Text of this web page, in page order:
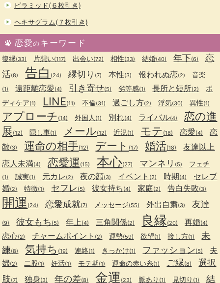
ピラミッド(６枚引き)
ヘキサグラム(７枚引き)
恋愛のキーワード
復縁(33) 片想い(117) 出会い(72) 相性(33) 結婚(40) 年下(6)
恋
活(8) 告白 (24) 縁切り (7) 本性(3) 報われぬ恋(2) 音楽
(1) 遠距離恋愛(4) 引き寄せ(5) 劣等感(1) 長所と短所(2)
ボ
ディケア(1) LINE(11) 不倫(31) 過ごし方(2) 浮気(30) 異性(1)
アプローチ (14) 外国人 (1) 別れ(4) ライバル(4)
恋の進
展(12) 隠し事(1) メール(12) 近況 (1) モテ (18) 恋愛(4)
恋
敵(3) 運命の相手(12) デート (17) 婚活(18)
友達以上
恋人未満(4) 恋愛運 (15) 本心(27) マンネリ (5) フェチ
(1) 誠実(1) 元カレ (2) 夜の顔(3) イベント (2) 時期(4)
セレブ
婚(2) 特徴(1) セフレ (5) 彼女持ち (4) 家庭(2) 告白失敗(3)
開運 (24) 恋愛成就(7) メッセージ(55) 外出自粛(3) 友達
(9) 彼女もち (5) 年上 (4) 三角関係(2) 良縁(20) 再婚(4)
恋心(2) チャームポイント (2) 運勢(59) 欲望(1) 接し方(1)
未
練(8) 気持ち (19) 連絡(1) きっかけ(1) ファッション(5)
夫
婦(2) 二股(1) 妊活(1) モテ期(1) 運命の赤い糸(1) ご縁(8)
選択
肢(7) 独身(3) 年の差(8) 金運 (23) 脈あり (1) 見切り (1) 結